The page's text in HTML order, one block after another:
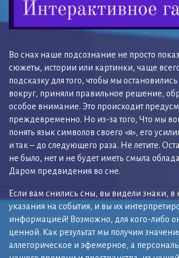
Во снах наше подсознание не просто
сюжеты, истории или картинки, чаще
подсказку для того, чтобы мы
вокруг, приняли правильное решение,
особое внимание. Это происходит
преждевременно. Но из-за того, Что мы
понять язык символов своего «я», его
и так – до следующего раза. Не летите.
не было, нет и не будет иметь смыла
Даром предвидения во сне.
Если вам снились сны, вы видели знаки, в
указания на события, и вы их
информацией! Возможно, для кого-либо
ценной. Как результат мы получим
аллегорическое и эфемерное, а